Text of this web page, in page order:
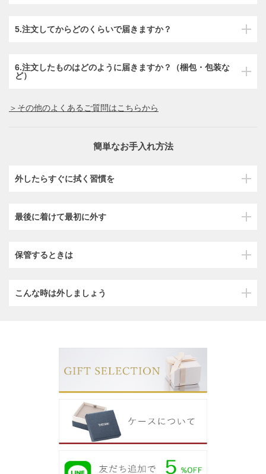
5.注文してからどのくらいで届きますか？
6.注文したものはどのように届きますか？（梱包・包装な
ど）
＞その他のよくあるご質問はこちらから
簡単なお手入れ方法
外したらすぐに拭く習慣を
最後に着けて最初に外す
保管するときは
こんな時は外しましょう